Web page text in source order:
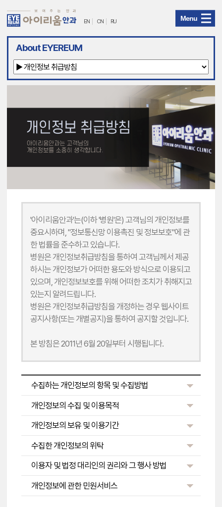
아
리
움
뉴
EN CN RU Menu
About EYEREUM
'아이리움안과'는(이하 '병원'은) 고객님의 개인정보를
중요시하며, "정보통신망 이용촉진 및 정보보호"에 관
한 법률을 준수하고 있습니다.
병원은 개인정보취급방침을 통하여 고객님께서 제공
하시는 개인정보가 어떠한 용도와 방식으로 이용되고
있으며, 개인정보보호를 위해 어떠한 조치가 취해지고
있는지 알려드립니다.
병원은 개인정보취급방침을 개정하는 경우 웹사이트
공지사항(또는 개별공지)을 통하여 공지할 것입니다.
본 방침은 2011년 6월 20일부터 시행됩니다.
수집하는 개인정보의 항목 및 수집방법
개인정보의 수집 및 이용목적
개인정보의 보유 및 이용기간
수집한 개인정보의 위탁
이용자 및 법정 대리인의 권리와 그 행사 방법
개인정보에 관한 민원서비스